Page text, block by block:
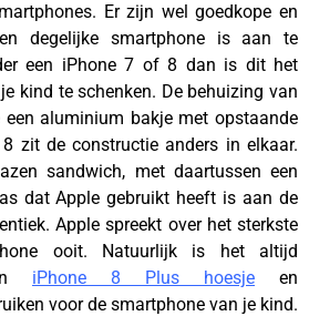
Er zijn wel goedkope en
degelijke smartphone is aan te
een iPhone 7 of 8 dan is dit het
kind te schenken. De behuizing van
aluminium bakje met opstaande
zit de constructie anders in elkaar.
sandwich, met daartussen een
dat Apple gebruikt heeft is aan de
Apple spreekt over het sterkste
ooit. Natuurlijk is het altijd
iPhone 8 Plus hoesje en
voor de smartphone van je kind.